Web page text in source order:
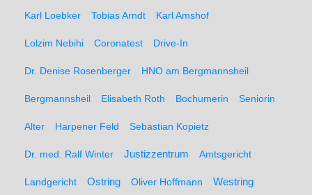
Karl Loebker Tobias Arndt Karl Amshof
Lolzim Nebihi Coronatest Drive-In
Dr. Denise Rosenberger HNO am Bergmannsheil
Bergmannsheil Elisabeth Roth Bochumerin Seniorin
Alter Harpener Feld Sebastian Kopietz
Dr. med. Ralf Winter Justizzentrum Amtsgericht
Landgericht Ostring Oliver Hoffmann Westring